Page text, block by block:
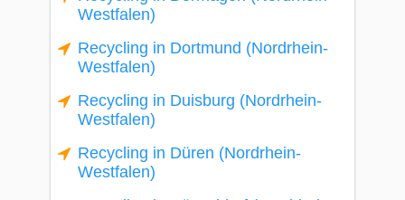
Westfalen)
Recycling in Dortmund (Nordrhein-
Westfalen)
Recycling in Duisburg (Nordrhein-
Westfalen)
Recycling in Düren (Nordrhein-
Westfalen)